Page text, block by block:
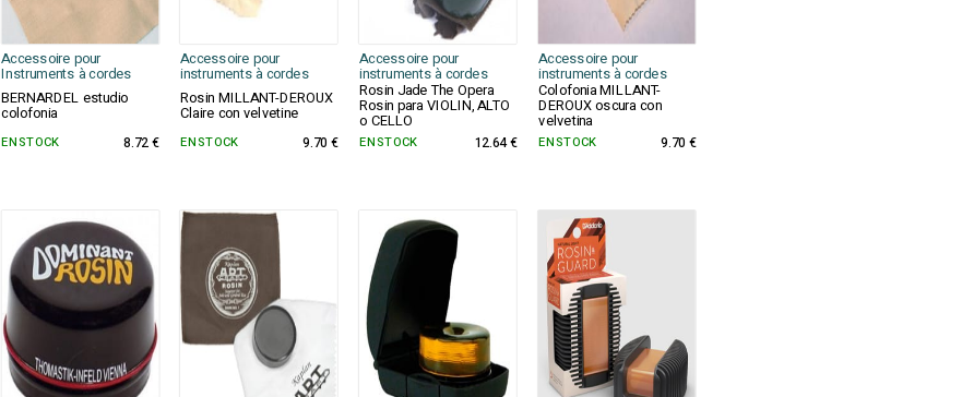
Accessoire pour
Instruments à cordes
Accessoire pour
instruments à cordes
Accessoire pour
instruments à cordes
Accessoire pour
instruments à cordes
BERNARDEL estudio
colofonia
Rosin MILLANT-DEROUX
Claire con velvetine
Rosin Jade The Opera
Rosin para VIOLIN, ALTO
o CELLO
Colofonia MILLANT-
DEROUX oscura con
velvetina
EN STOCK 8.72 € EN STOCK 9.70 € EN STOCK 12.64 € EN STOCK 9.70 €